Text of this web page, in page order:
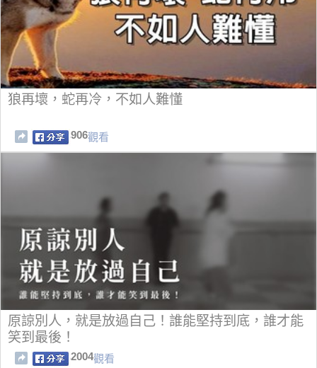
狼再壞，蛇再冷，不如人難懂
906觀看
原諒別人，就是放過自己！誰能堅持到底，誰才能
笑到最後！
2004觀看